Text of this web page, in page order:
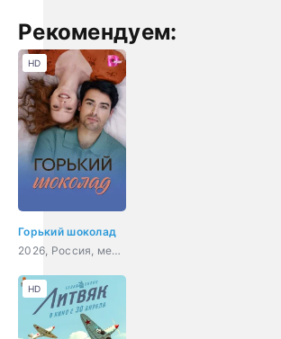
Рекомендуем:
Горький шоколад
2026, Россия, мелодрама
HD
HD